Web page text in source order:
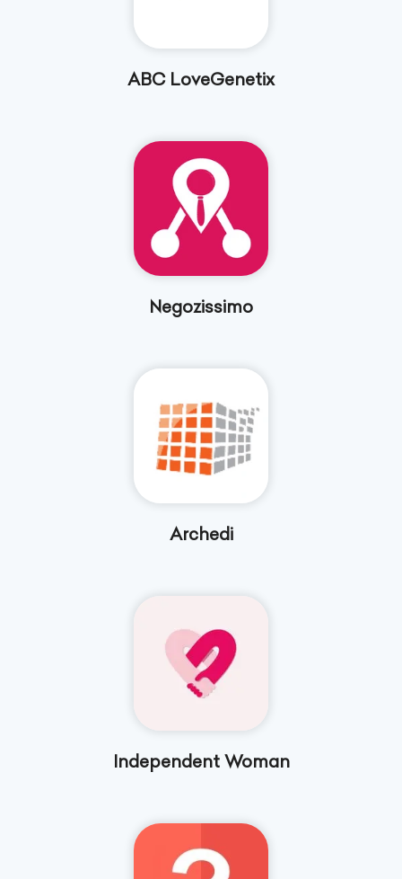
ABC LoveGenetix
Negozissimo
Archedi
Independent Woman